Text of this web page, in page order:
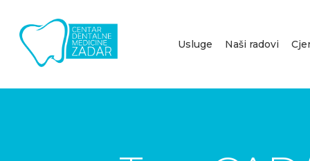
Usluge Naši radovi